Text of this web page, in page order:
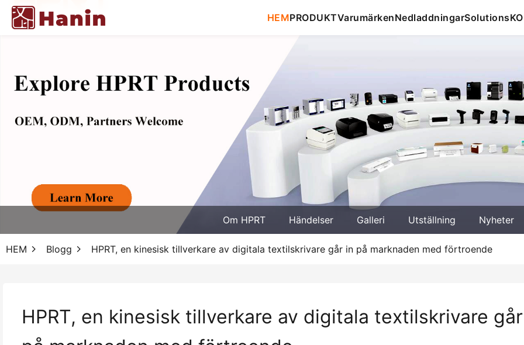
HEMPRODUKTVarumärkenNedladdningarSolutions
Om HPRT Händelser Galleri Utställning Nyheter
HEM Blogg HPRT, en kinesisk tillverkare av digitala textilskrivare går in på marknaden med förtroende
HPRT, en kinesisk tillverkare av digitala textilskrivare